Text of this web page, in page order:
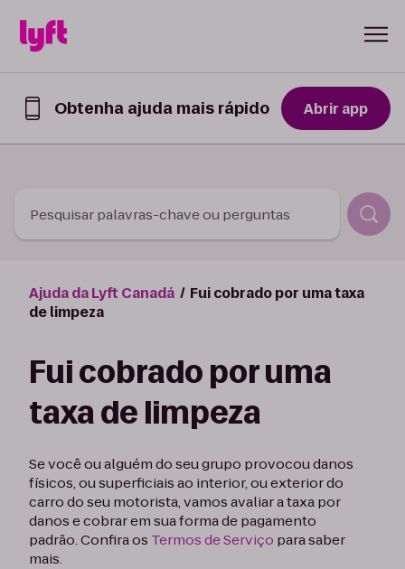
Obtenha ajuda mais rápido Obtenha
app
Abrir app
Pesquisar palavras-chave ou perguntas
Ajuda da Lyft Canadá
Fui cobrado por uma taxa
de limpeza
Fui cobrado por uma
taxa de limpeza
Se você ou alguém do seu grupo provocou danos
físicos, ou superficiais ao interior, ou exterior do
carro do seu motorista, vamos avaliar a taxa por
danos e cobrar em sua forma de pagamento
padrão. Confira os Termos de Serviço para saber
mais.